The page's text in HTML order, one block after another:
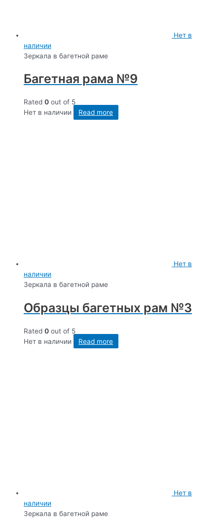
Нет в
наличии
Зеркала в багетной раме
Багетная рама №9
Rated 0 out of 5
Нет в наличии
Read more
Нет в
наличии
Зеркала в багетной раме
Образцы багетных рам №3
Rated 0 out of 5
Нет в наличии
Read more
Нет в
наличии
Зеркала в багетной раме